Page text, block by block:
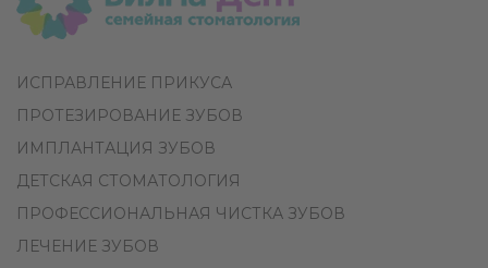
ИСПРАВЛЕНИЕ ПРИКУСА
ПРОТЕЗИРОВАНИЕ ЗУБОВ
ИМПЛАНТАЦИЯ ЗУБОВ
ДЕТСКАЯ СТОМАТОЛОГИЯ
ПРОФЕССИОНАЛЬНАЯ ЧИСТКА ЗУБОВ
ЛЕЧЕНИЕ ЗУБОВ